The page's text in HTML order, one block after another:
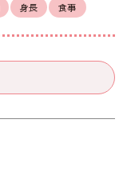
身長 食事